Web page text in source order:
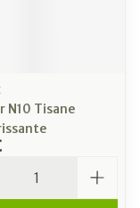
N10 Tisane